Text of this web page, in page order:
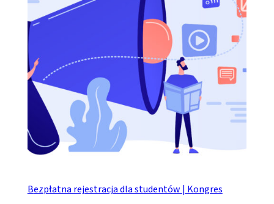
Bezpłatna rejestracja dla studentów | Kongres